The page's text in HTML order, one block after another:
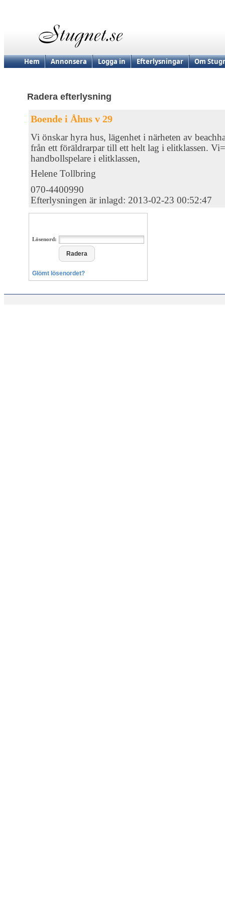
Hem Annonsera Logga in Efterlysningar Om
Radera efterlysning
Boende i Åhus v 29
Vi önskar hyra hus, lägenhet i närheten av
från ett föräldrarpar till ett helt lag i elitklassen.
handbollspelare i elitklassen,
Helene Tollbring
070-4400990
Efterlysningen är inlagd: 2013-02-23 00:52:47
Lösenord:
Glömt lösenordet?